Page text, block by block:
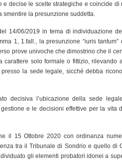
decise le scelte strategiche e coincide
smentire la presunzione suddetta.
14/06/2019 in tema di individuazione
1, 1.fall., la presunzione “iuris
prove univoche che dimostrino che il
carattere solo formale o fittizio, rilevando
la sede legale, sicché debba
decisiva l’ubicazione della sede
e le decisioni effettive per la vita
il 15 Ottobre 2020 con ordinanza
tra il Tribunale di Sondrio e quello di
gli elementi probatori idonei a